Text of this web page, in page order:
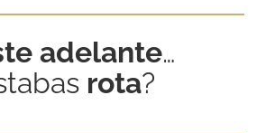
adelante…
rota?